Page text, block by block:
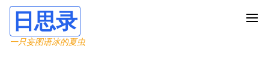
日思录
一只妄图语冰的夏虫